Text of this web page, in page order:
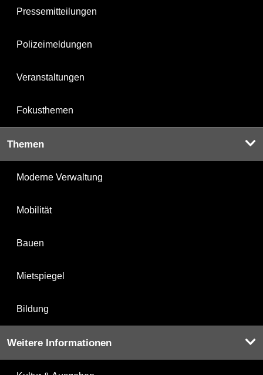
Pressemitteilungen
Polizeimeldungen
Veranstaltungen
Fokusthemen
Themen
Moderne Verwaltung
Mobilität
Bauen
Mietspiegel
Bildung
Weitere Informationen